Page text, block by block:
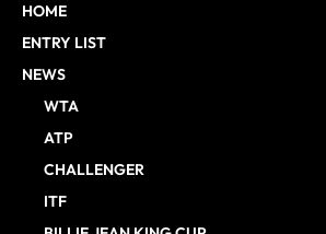
HOME
ENTRY LIST
NEWS
WTA
ATP
CHALLENGER
ITF